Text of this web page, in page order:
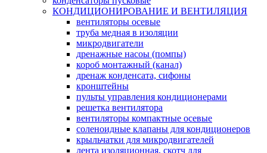
КОНДИЦИОНИРОВАНИЕ И ВЕНТИЛЯЦИЯ
вентиляторы осевые
труба медная в изоляции
микродвигатели
дренажные насоы (помпы)
короб монтажный (канал)
дренаж конденсата, сифоны
кронштейны
пульты управления кондиционерами
решетка вентилятора
вентиляторы компактные осевые
соленоидные клапаны для кондиционеров
крыльчатки для микродвигателей
лента изоляционная, скотч для